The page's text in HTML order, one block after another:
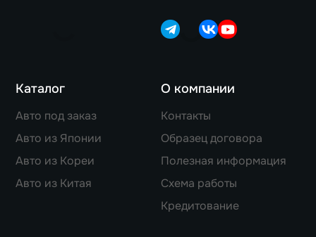
Каталог
Авто под заказ
Авто из Японии
Авто из Кореи
Авто из Китая
О компании
Контакты
Образец договора
Полезная информация
Схема работы
Кредитование